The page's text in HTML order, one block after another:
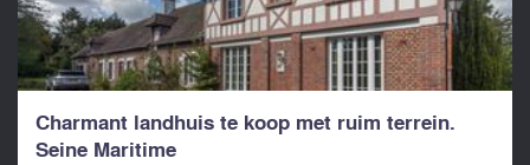
Charmant landhuis te koop met ruim terrein.
Seine Maritime